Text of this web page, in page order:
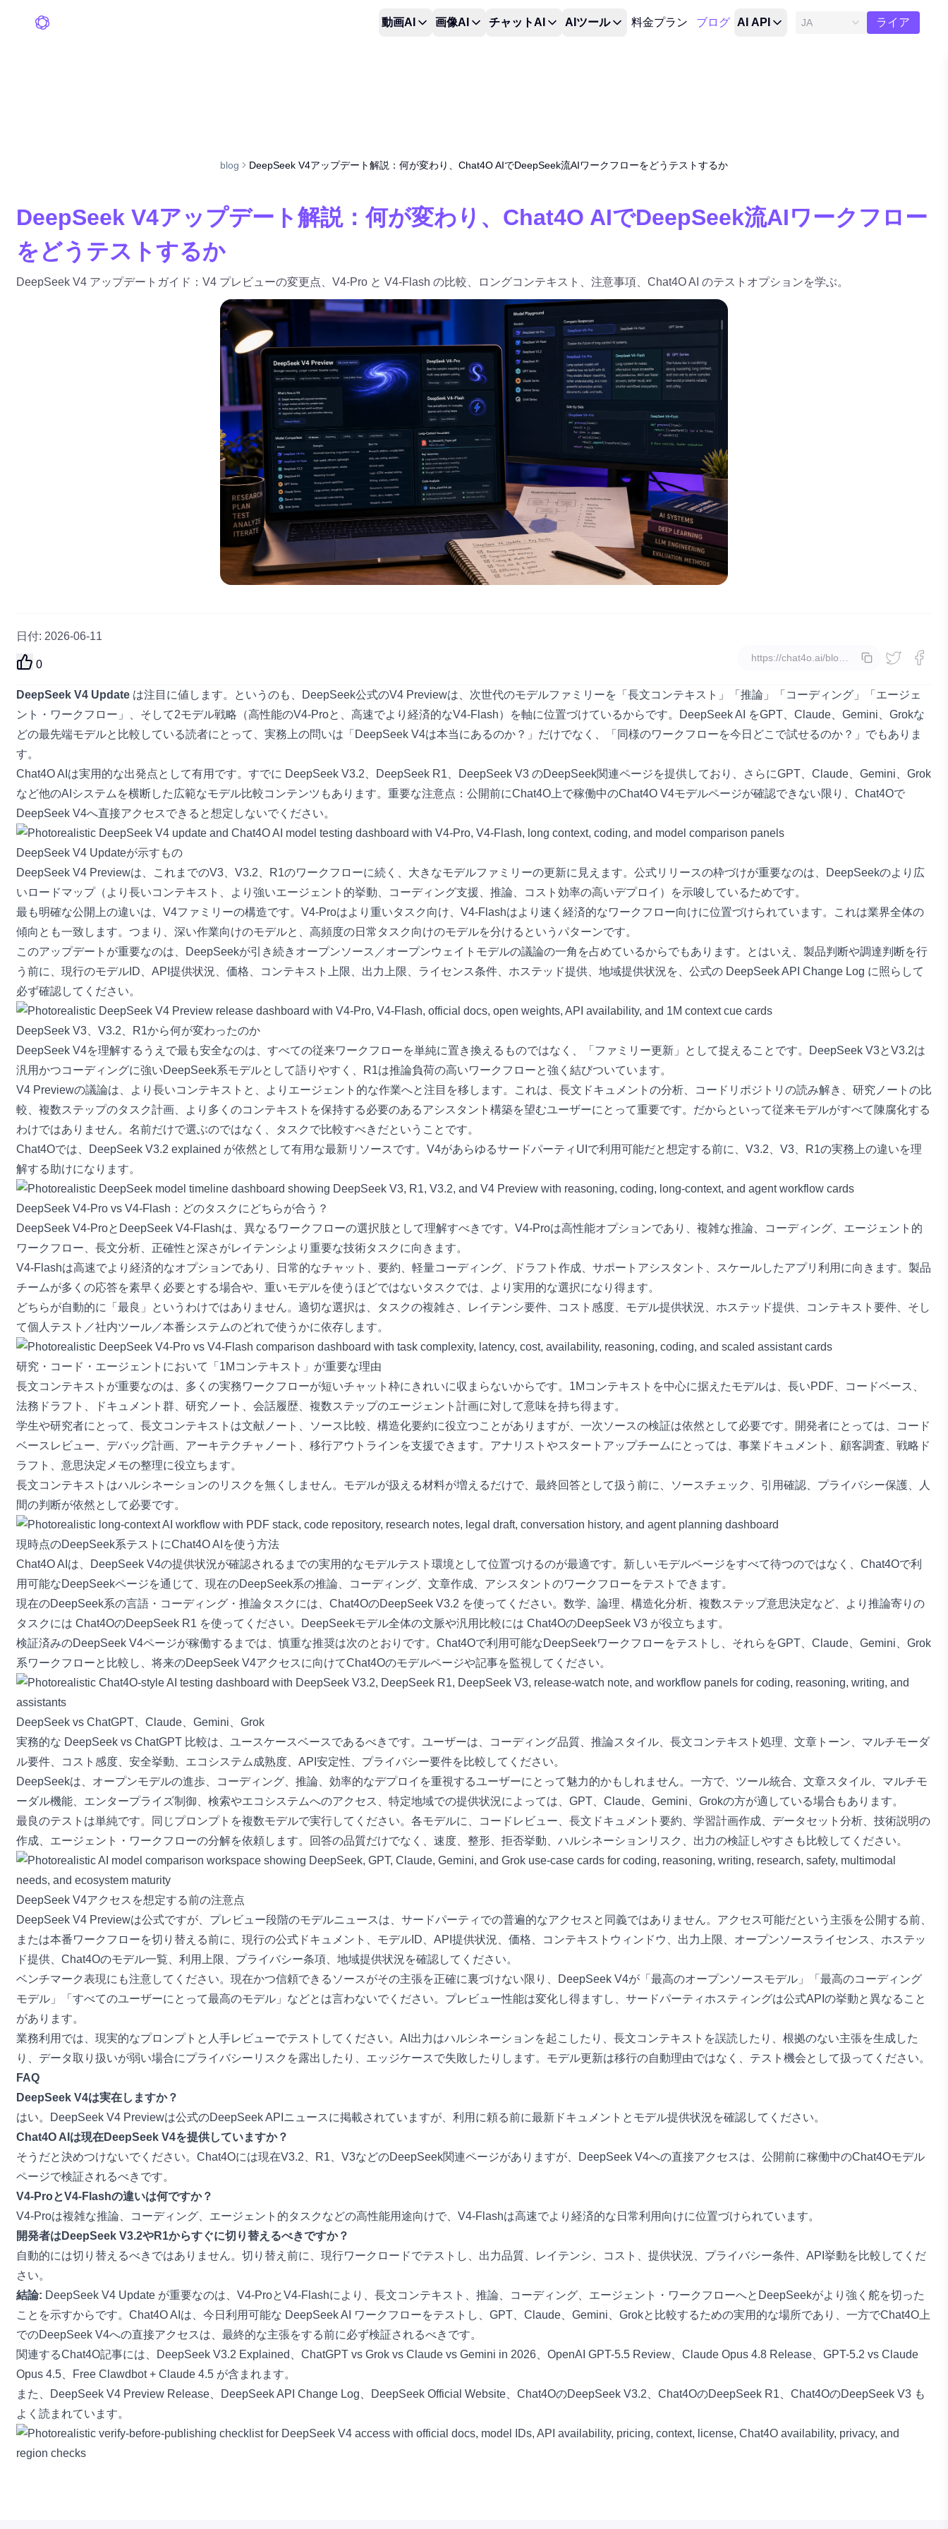
動画AI 画像AI チャットAI AIツール 料金プラン ブログ AI API JA
ライア
blog DeepSeek V4アップデート解説：何が変わり、Chat4O AIでDeepSeek流AIワークフローをどうテストするか
DeepSeek V4アップデート解説：何が変わり、Chat4O AIでDeepSeek流AIワークフロー
をどうテストするか
DeepSeek V4 アップデートガイド：V4 プレビューの変更点、V4-Pro と V4-Flash の比較、ロングコンテキスト、注意事項、Chat4O AI のテストオプションを学ぶ。
日付: 2026-06-11
0 コピー
DeepSeek V4 Update は注目に値します。というのも、DeepSeek公式のV4 Previewは、次世代のモデルファミリーを「長文コンテキスト」「推論」「コーディング」「エージェ
ント・ワークフロー」、そして2モデル戦略（高性能のV4-Proと、高速でより経済的なV4-Flash）を軸に位置づけているからです。
DeepSeek AI
をGPT、Claude、Gemini、Grokな
どの最先端モデルと比較している読者にとって、実務上の問いは「DeepSeek V4は本当にあるのか？」だけでなく、「同様のワークフローを今日どこで試せるのか？」でもありま
す。
Chat4O AIは実用的な出発点として有用です。すでに DeepSeek V3.2 DeepSeek R1 DeepSeek V3 のDeepSeek関連ページを提供しており、さらにGPT、Claude、Gemini、Grok
など他のAIシステムを横断した広範なモデル比較コンテンツもあります。重要な注意点：公開前にChat4O上で稼働中のChat4O V4モデルページが確認できない限り、Chat4Oで
DeepSeek V4へ直接アクセスできると想定しないでください。
DeepSeek V4 Updateが示すもの
DeepSeek V4 Previewは、これまでのV3、V3.2、R1のワークフローに続く、大きなモデルファミリーの更新に見えます。公式リリースの枠づけが重要なのは、DeepSeekのより広
いロードマップ（より長いコンテキスト、より強いエージェント的挙動、コーディング支援、推論、コスト効率の高いデプロイ）を示唆しているためです。
最も明確な公開上の違いは、V4ファミリーの構造です。V4-Proはより重いタスク向け、V4-Flashはより速く経済的なワークフロー向けに位置づけられています。これは業界全体の
傾向とも一致します。つまり、深い作業向けのモデルと、高頻度の日常タスク向けのモデルを分けるというパターンです。
このアップデートが重要なのは、DeepSeekが引き続きオープンソース／オープンウェイトモデルの議論の一角を占めているからでもあります。とはいえ、製品判断や調達判断を行
う前に、現行のモデルID、API提供状況、価格、コンテキスト上限、出力上限、ライセンス条件、ホステッド提供、地域提供状況を、公式の DeepSeek API Change Log に照らして
必ず確認してください。
DeepSeek V3、V3.2、R1から何が変わったのか
DeepSeek V4を理解するうえで最も安全なのは、すべての従来ワークフローを単純に置き換えるものではなく、「ファミリー更新」として捉えることです。DeepSeek V3とV3.2は
汎用かつコーディングに強いDeepSeek系モデルとして語りやすく、R1は推論負荷の高いワークフローと強く結びついています。
V4 Previewの議論は、より長いコンテキストと、よりエージェント的な作業へと注目を移します。これは、長文ドキュメントの分析、コードリポジトリの読み解き、研究ノートの比
較、複数ステップのタスク計画、より多くのコンテキストを保持する必要のあるアシスタント構築を望むユーザーにとって重要です。だからといって従来モデルがすべて陳腐化する
わけではありません。名前だけで選ぶのではなく、タスクで比較すべきだということです。
Chat4Oでは、
DeepSeek V3.2 explained が依然として有用な最新リソースです。V4があらゆるサードパーティUIで利用可能だと想定する前に、V3.2、V3、R1の実務上の違いを理
解する助けになります。
DeepSeek V4-Pro vs V4-Flash：どのタスクにどちらが合う？
DeepSeek V4-ProとDeepSeek V4-Flashは、異なるワークフローの選択肢として理解すべきです。V4-Proは高性能オプションであり、複雑な推論、コーディング、エージェント的
ワークフロー、長文分析、正確性と深さがレイテンシより重要な技術タスクに向きます。
V4-Flashは高速でより経済的なオプションであり、日常的なチャット、要約、軽量コーディング、ドラフト作成、サポートアシスタント、スケールしたアプリ利用に向きます。製品
チームが多くの応答を素早く必要とする場合や、重いモデルを使うほどではないタスクでは、より実用的な選択になり得ます。
どちらが自動的に「最良」というわけではありません。適切な選択は、タスクの複雑さ、レイテンシ要件、コスト感度、モデル提供状況、ホステッド提供、コンテキスト要件、そし
て個人テスト／社内ツール／本番システムのどれで使うかに依存します。
研究・コード・エージェントにおいて「1Mコンテキスト」が重要な理由
長文コンテキストが重要なのは、多くの実務ワークフローが短いチャット枠にきれいに収まらないからです。1Mコンテキストを中心に据えたモデルは、長いPDF、コードベース、
法務ドラフト、ドキュメント群、研究ノート、会話履歴、複数ステップのエージェント計画に対して意味を持ち得ます。
学生や研究者にとって、長文コンテキストは文献ノート、ソース比較、構造化要約に役立つことがありますが、一次ソースの検証は依然として必要です。開発者にとっては、コード
ベースレビュー、デバッグ計画、アーキテクチャノート、移行アウトラインを支援できます。アナリストやスタートアップチームにとっては、事業ドキュメント、顧客調査、戦略ド
ラフト、意思決定メモの整理に役立ちます。
長文コンテキストはハルシネーションのリスクを無くしません。モデルが扱える材料が増えるだけで、最終回答として扱う前に、ソースチェック、引用確認、プライバシー保護、人
間の判断が依然として必要です。
現時点のDeepSeek系テストにChat4O AIを使う方法
Chat4O AIは、DeepSeek V4の提供状況が確認されるまでの実用的なモデルテスト環境として位置づけるのが最適です。新しいモデルページをすべて待つのではなく、Chat4Oで利
用可能なDeepSeekページを通じて、現在のDeepSeek系の推論、コーディング、文章作成、アシスタントのワークフローをテストできます。
現在のDeepSeek系の言語・コーディング・推論タスクには、 Chat4OのDeepSeek V3.2 を使ってください。数学、論理、構造化分析、複数ステップ意思決定など、より推論寄りの
タスクには Chat4OのDeepSeek R1 を使ってください。DeepSeekモデル全体の文脈や汎用比較には Chat4OのDeepSeek V3 が役立ちます。
検証済みのDeepSeek V4ページが稼働するまでは、慎重な推奨は次のとおりです。Chat4Oで利用可能なDeepSeekワークフローをテストし、それらをGPT、Claude、Gemini、Grok
系ワークフローと比較し、将来のDeepSeek V4アクセスに向けてChat4Oのモデルページや記事を監視してください。
DeepSeek vs ChatGPT、Claude、Gemini、Grok
実務的な DeepSeek vs ChatGPT 比較は、ユースケースベースであるべきです。ユーザーは、コーディング品質、推論スタイル、長文コンテキスト処理、文章トーン、マルチモーダ
ル要件、コスト感度、安全挙動、エコシステム成熟度、API安定性、プライバシー要件を比較してください。
DeepSeekは、オープンモデルの進歩、コーディング、推論、効率的なデプロイを重視するユーザーにとって魅力的かもしれません。一方で、ツール統合、文章スタイル、マルチモ
ーダル機能、エンタープライズ制御、検索やエコシステムへのアクセス、特定地域での提供状況によっては、GPT、Claude、Gemini、Grokの方が適している場合もあります。
最良のテストは単純です。同じプロンプトを複数モデルで実行してください。各モデルに、コードレビュー、長文ドキュメント要約、学習計画作成、データセット分析、技術説明の
作成、エージェント・ワークフローの分解を依頼します。回答の品質だけでなく、速度、整形、拒否挙動、ハルシネーションリスク、出力の検証しやすさも比較してください。
DeepSeek V4アクセスを想定する前の注意点
DeepSeek V4 Previewは公式ですが、プレビュー段階のモデルニュースは、サードパーティでの普遍的なアクセスと同義ではありません。アクセス可能だという主張を公開する前、
または本番ワークフローを切り替える前に、現行の公式ドキュメント、モデルID、API提供状況、価格、コンテキストウィンドウ、出力上限、オープンソースライセンス、ホステッ
ド提供、Chat4Oのモデル一覧、利用上限、プライバシー条項、地域提供状況を確認してください。
ベンチマーク表現にも注意してください。現在かつ信頼できるソースがその主張を正確に裏づけない限り、DeepSeek V4が「最高のオープンソースモデル」「最高のコーディング
モデル」「すべてのユーザーにとって最高のモデル」などとは言わないでください。プレビュー性能は変化し得ますし、サードパーティホスティングは公式APIの挙動と異なること
があります。
業務利用では、現実的なプロンプトと人手レビューでテストしてください。AI出力はハルシネーションを起こしたり、長文コンテキストを誤読したり、根拠のない主張を生成した
り、データ取り扱いが弱い場合にプライバシーリスクを露出したり、エッジケースで失敗したりします。モデル更新は移行の自動理由ではなく、テスト機会として扱ってください。
FAQ
DeepSeek V4は実在しますか？
はい。DeepSeek V4 Previewは公式のDeepSeek APIニュースに掲載されていますが、利用に頼る前に最新ドキュメントとモデル提供状況を確認してください。
Chat4O AIは現在DeepSeek V4を提供していますか？
そうだと決めつけないでください。Chat4Oには現在V3.2、R1、V3などのDeepSeek関連ページがありますが、DeepSeek V4への直接アクセスは、公開前に稼働中のChat4Oモデル
ページで検証されるべきです。
V4-ProとV4-Flashの違いは何ですか？
V4-Proは複雑な推論、コーディング、エージェント的タスクなどの高性能用途向けで、V4-Flashは高速でより経済的な日常利用向けに位置づけられています。
開発者はDeepSeek V3.2やR1からすぐに切り替えるべきですか？
自動的には切り替えるべきではありません。切り替え前に、現行ワークロードでテストし、出力品質、レイテンシ、コスト、提供状況、プライバシー条件、API挙動を比較してくだ
さい。
結論: DeepSeek V4 Update が重要なのは、V4-ProとV4-Flashにより、長文コンテキスト、推論、コーディング、エージェント・ワークフローへとDeepSeekがより強く舵を切った
ことを示すからです。Chat4O AIは、今日利用可能な DeepSeek AI
ワークフローをテストし、GPT、Claude、Gemini、Grokと比較するための実用的な場所であり、一方でChat4O上
でのDeepSeek V4への直接アクセスは、最終的な主張をする前に必ず検証されるべきです。
関連するChat4O記事には、
DeepSeek V3.2 Explained ChatGPT vs Grok vs Claude vs Gemini in 2026 OpenAI GPT-5.5 Review Claude Opus 4.8 Release
GPT-5.2 vs Claude
Opus 4.5
Free Clawdbot + Claude 4.5 が含まれます。
また、
DeepSeek V4 Preview Release DeepSeek API Change Log DeepSeek Official Website Chat4OのDeepSeek V3.2 Chat4OのDeepSeek R1 Chat4OのDeepSeek V3 も
よく読まれています。